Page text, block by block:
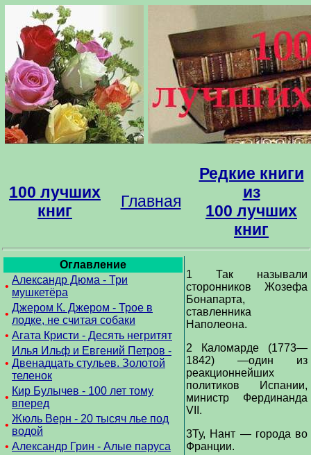
100 лучших
книг
Главная
Редкие книги
из
100 лучших
книг
Оглавление
•
Александр Дюма - Три
мушкетёра
•
Джером К. Джером - Трое в
лодке, не считая собаки
• Агата Кристи - Десять негритят
•
Илья Ильф и Евгений Петров -
Двенадцать стульев. Золотой
теленок
•
Кир Булычев - 100 лет тому
вперед
•
Жюль Верн - 20 тысяч лье под
водой
• Александр Грин - Алые паруса
1 Так называли
сторонников Жозефа
Бонапарта,
ставленника
Наполеона.
2 Каломарде (1773—
1842) —один из
реакционнейших
политиков Испании,
министр Фердинанда
VII.
3Ту, Нант — города во
Франции.